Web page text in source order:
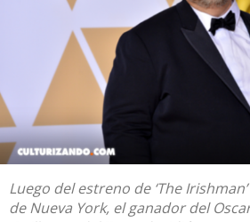
Luego del estreno de ‘The
de Nueva York, el ganador del